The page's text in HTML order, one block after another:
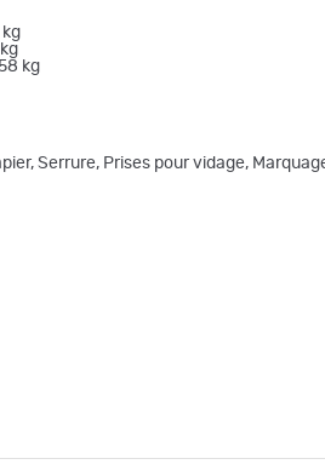
kg
kg
Serrure, Prises pour vidage,